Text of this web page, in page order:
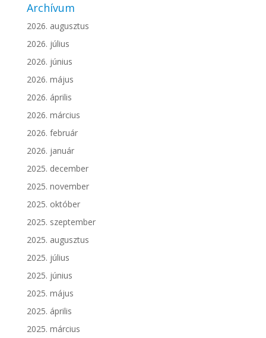
Archívum
2026. augusztus
2026. július
2026. június
2026. május
2026. április
2026. március
2026. február
2026. január
2025. december
2025. november
2025. október
2025. szeptember
2025. augusztus
2025. július
2025. június
2025. május
2025. április
2025. március